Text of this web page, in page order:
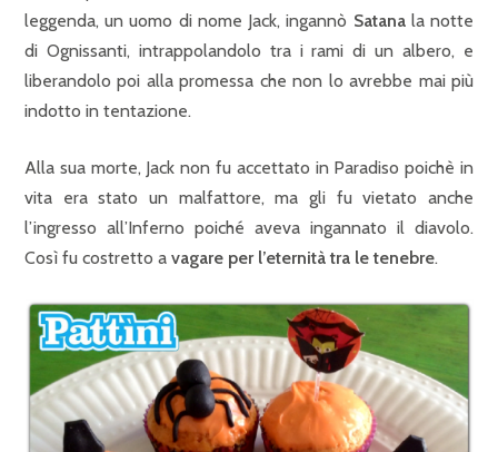
leggenda, un uomo di nome Jack, ingannò Satanala notte
di Ognissanti, intrappolandolo tra i rami di un albero, e
liberandolo poi alla promessa che non lo avrebbe mai più
indotto in tentazione.
Alla sua morte, Jack non fu accettato in Paradiso poichè in
vita era stato un malfattore, ma gli fu vietato anche
l’ingresso all’Inferno poiché aveva ingannato il diavolo.
Così fu costretto a vagare per l’eternità tra le tenebre.